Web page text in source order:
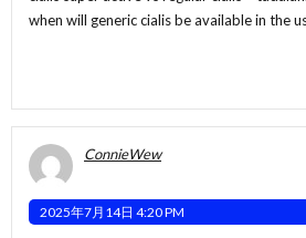
when will generic cialis be available in the
ConnieWew
2025年7月14日 4:20 PM